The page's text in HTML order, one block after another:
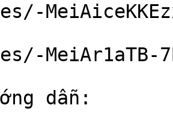
MeiAr1aTB-
dẫn: